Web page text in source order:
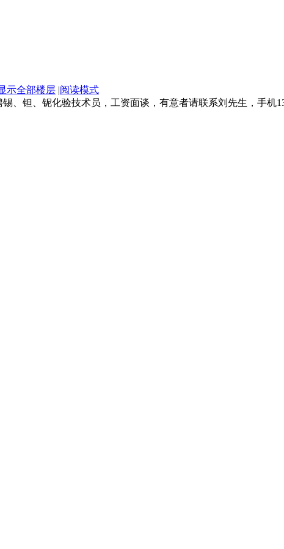
示全部楼层 |阅读模式
、钽、铌化验技术员，工资面谈，有意者请联系刘先生，手机